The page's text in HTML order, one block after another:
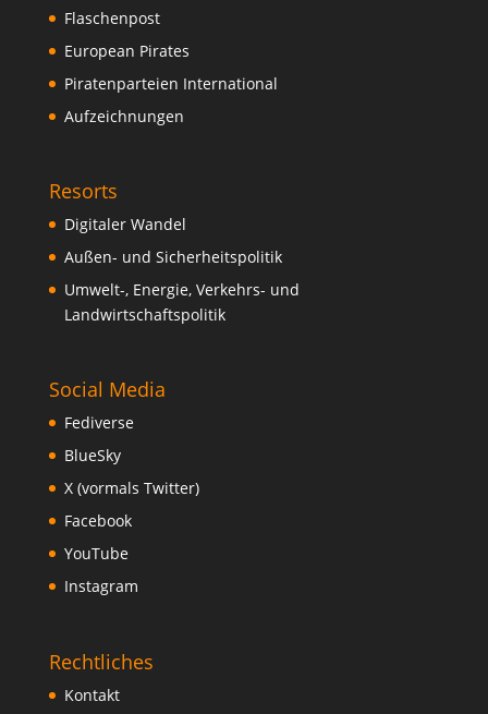
Flaschenpost
European Pirates
Piratenparteien International
Aufzeichnungen
Resorts
Digitaler Wandel
Außen- und Sicherheitspolitik
Umwelt-, Energie, Verkehrs- und
Landwirtschaftspolitik
Social Media
Fediverse
BlueSky
X (vormals Twitter)
Facebook
YouTube
Instagram
Rechtliches
Kontakt